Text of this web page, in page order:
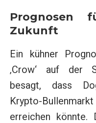
Prognosen
Zukunft
Ein kühner
‚Crow‘ auf der
besagt, dass
Krypto-
erreichen könnte.